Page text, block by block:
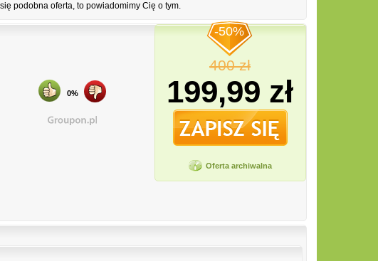
podobna oferta, to powiadomimy Cię o tym.
0%
-50%
400 zł
199,99 zł
Oferta archiwalna